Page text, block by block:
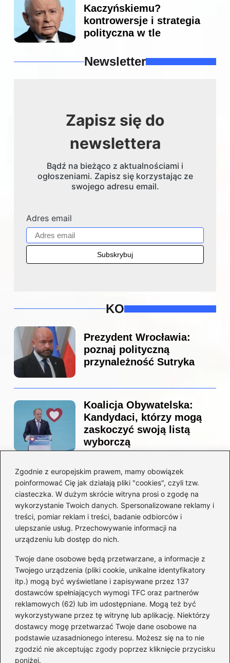
Zgodnie z europejskim prawem, mamy obowiązek
poinformować Cię jak działają pliki "cookies", czyli tzw.
ciasteczka. W dużym skrócie witryna prosi o zgodę na
wykorzystanie Twoich danych. Spersonalizowane reklamy i
treści, pomiar reklam i treści, badanie odbiorców i
ulepszanie usług. Przechowywanie informacji na
urządzeniu lub dostęp do nich.
Twoje dane osobowe będą przetwarzane, a informacje z
Twojego urządzenia (pliki cookie, unikalne identyfikatory
itp.) mogą być wyświetlane i zapisywane przez 137
dostawców spełniających wymogi TFC oraz partnerów
reklamowych (62) lub im udostępniane. Mogą też być
wykorzystywane przez tę witrynę lub aplikację. Niektórzy
dostawcy mogę przetwarzać Twoje dane osobowe na
podstawie uzasadnionego interesu. Możesz się na to nie
zgodzić nie akceptując zgody poprzez kliknięcie przycisku
poniżej.
Kaczyńskiemu?
kontrowersje i strategia
polityczna w tle
Newsletter
Zapisz się do
newslettera
Bądź na bieżąco z aktualnościami i
ogłoszeniami. Zapisz się korzystając ze
swojego adresu email.
Adres email
KO
Prezydent Wrocławia:
poznaj polityczną
przynależność Sutryka
Koalicja Obywatelska:
Kandydaci, którzy mogą
zaskoczyć swoją listą
wyborczą
Co naprawdę sprzedał
Tusk? Zaskakujące kulisy
wyprzedaży spółek
państwowych
Borys Budka: odkryj kulisy
jego fascynującej kariery
politycznej
Zaskakujące fakty o
przynależności Tuska: W
jakiej partii naprawdę